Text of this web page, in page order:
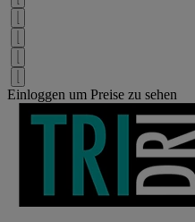
Einloggen um Preise zu sehen